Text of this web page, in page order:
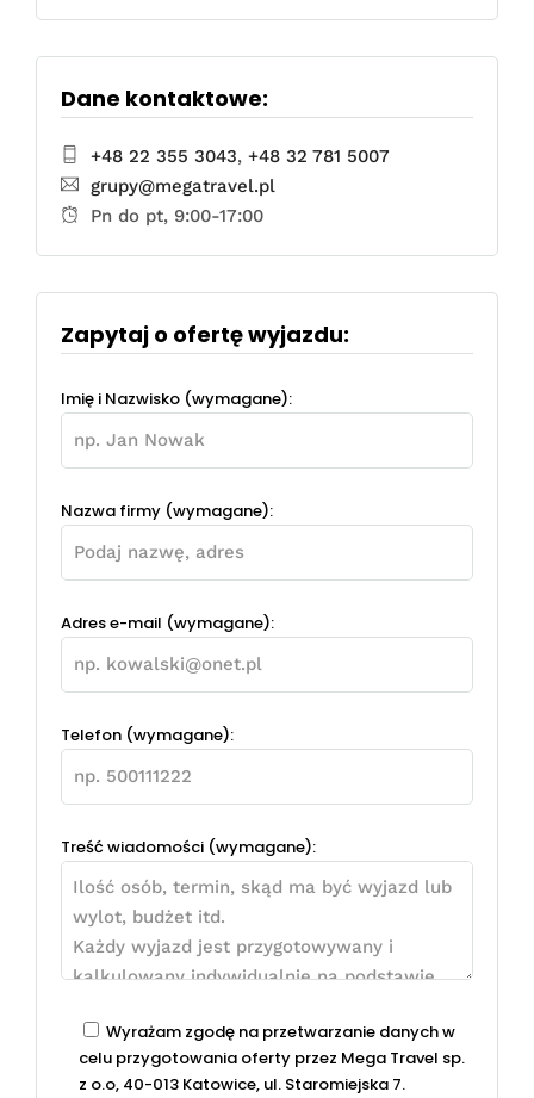
Dane kontaktowe:
+48 22 355 3043, +48 32 781 5007
grupy@megatravel.pl
Pn do pt, 9:00-17:00
Zapytaj o ofertę wyjazdu:
Imię i Nazwisko (wymagane):
Nazwa firmy (wymagane):
Adres e-mail (wymagane):
Telefon (wymagane):
Treść wiadomości (wymagane):
Wyrażam zgodę na przetwarzanie danych w
celu przygotowania oferty przez Mega Travel sp.
z o.o, 40-013 Katowice, ul. Staromiejska 7.